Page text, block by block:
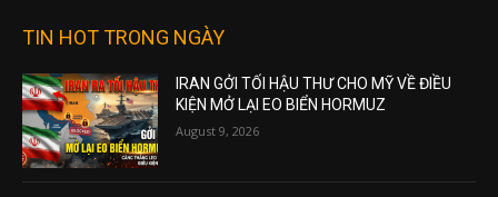
TIN HOT TRONG NGÀY
IRAN GỞI TỐI HẬU THƯ CHO MỸ VỀ ĐIỀU
KIỆN MỞ LẠI EO BIỂN HORMUZ
August 9, 2026